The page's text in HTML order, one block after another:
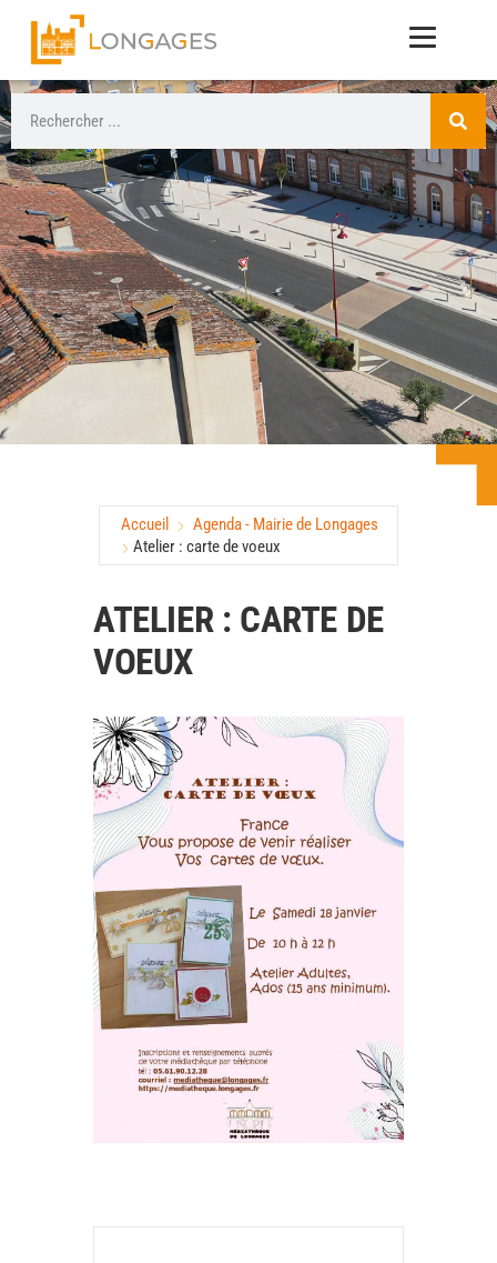
Accueil
Agenda - Mairie de Longages
Atelier : carte de voeux
ATELIER : CARTE DE
VOEUX